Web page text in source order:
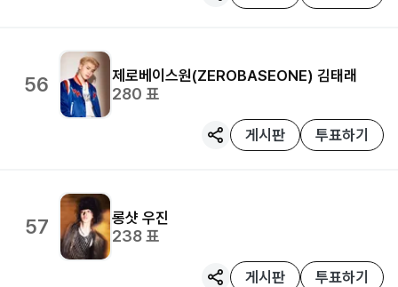
56 제로베이스원(ZEROBASEONE) 김태래
280 표
게시판 투표하기
57 롱샷 우진
238표
게시판 투표하기